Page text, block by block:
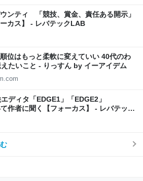
ンティ 「競技、賞金、責任ある開示」
カス】 - レバテックLAB
位はもっと柔軟に変えていい 40代のわ
たいこと - りっすん by イーアイデム
ディタ「EDGE1」「EDGE2」
作者に聞く【フォーカス】 - レバテック